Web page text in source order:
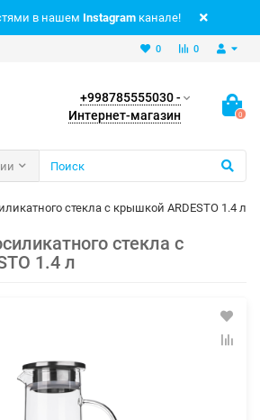
в нашем Instagram канале!
0
0
+998785555030 -
Интернет-магазин
0
стекла с крышкой ARDESTO 1.4 л
стекла с
1.4 л